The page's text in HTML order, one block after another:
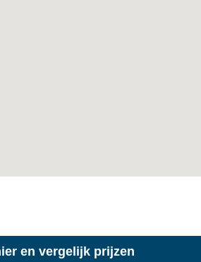
en vergelijk prijzen